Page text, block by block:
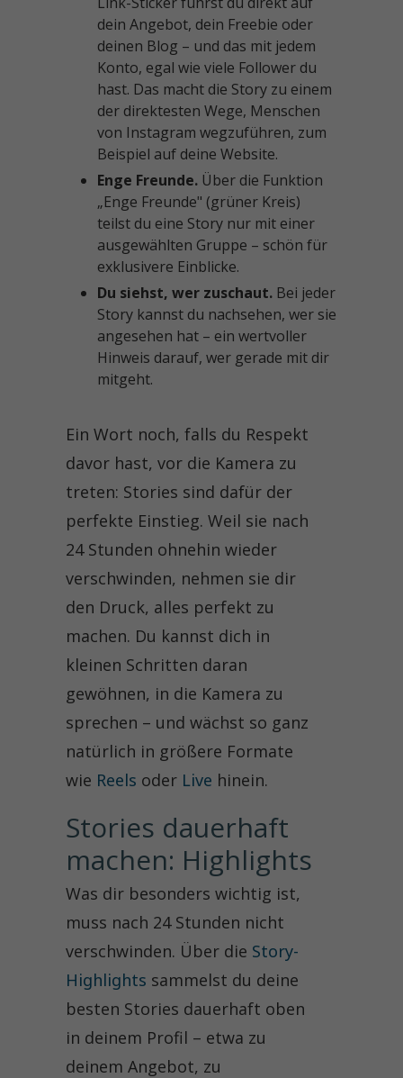
dein Angebot, dein Freebie oder
deinen Blog – und das mit jedem
Konto, egal wie viele Follower du
hast. Das macht die Story zu einem
der direktesten Wege, Menschen
von Instagram wegzuführen, zum
Beispiel auf deine Website.
Enge Freunde. Über die Funktion
„Enge Freunde" (grüner Kreis)
teilst du eine Story nur mit einer
ausgewählten Gruppe – schön für
exklusivere Einblicke.
Du siehst, wer zuschaut. Bei jeder
Story kannst du nachsehen, wer sie
angesehen hat – ein wertvoller
Hinweis darauf, wer gerade mit dir
mitgeht.
Ein Wort noch, falls du Respekt
davor hast, vor die Kamera zu
treten: Stories sind dafür der
perfekte Einstieg. Weil sie nach
24 Stunden ohnehin wieder
verschwinden, nehmen sie dir
den Druck, alles perfekt zu
machen. Du kannst dich in
kleinen Schritten daran
gewöhnen, in die Kamera zu
sprechen – und wächst so ganz
natürlich in größere Formate
wie Reels oder Live hinein.
Stories dauerhaft
machen: Highlights
Was dir besonders wichtig ist,
muss nach 24 Stunden nicht
verschwinden. Über die Story-
Highlights sammelst du deine
besten Stories dauerhaft oben
in deinem Profil – etwa zu
deinem Angebot, zu